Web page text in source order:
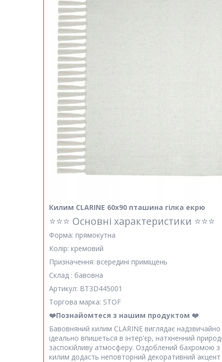
Килим CLARINE 60x90 пташина гілка екрю
⭐⭐⭐ Основні характеристики ⭐⭐⭐
Форма: прямокутна
Колір: кремовий
Призначення: всередині приміщень
Склад : бавовна
Артикул: BT3D445001
Торгова марка: STOF
❤️Познайомтеся з нашим продуктом ❤️
Бавовняний килим CLARINE виглядає
ідеально впишеться в інтер'єр, натхненний
заспокійливу атмосферу. Оздоблений бахромою з
килим додасть неповторний декоративний акцент